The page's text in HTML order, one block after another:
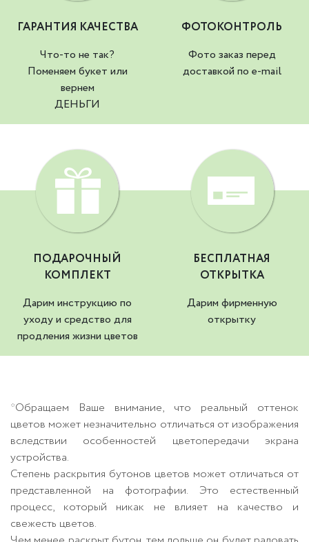
ГАРАНТИЯ КАЧЕСТВА
Что-то не так?
Поменяем букет или
вернем
ДЕНЬГИ
ФОТОКОНТРОЛЬ
Фото заказ перед
доставкой по e-mail
ПОДАРОЧНЫЙ
КОМПЛЕКТ
Дарим инструкцию по
уходу и средство для
продления жизни цветов
БЕСПЛАТНАЯ
ОТКРЫТКА
Дарим фирменную
открытку
*Обращаем Ваше внимание, что реальный оттенок
цветов может незначительно отличаться от изображения
вследствии особенностей цветопередачи экрана
устройства.
Степень раскрытия бутонов цветов может отличаться от
представленной на фотографии. Это естественный
процесс, который никак не влияет на качество и
свежесть цветов.